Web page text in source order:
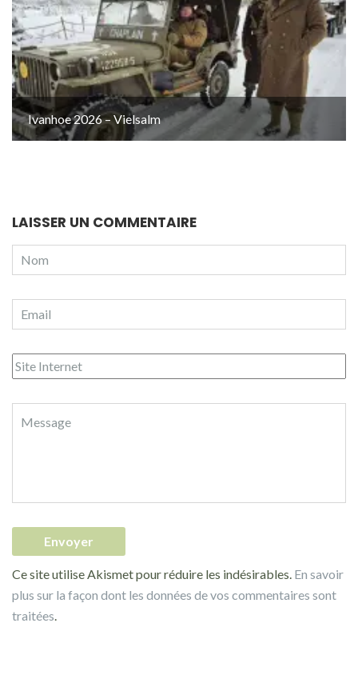
Ivanhoe 2026 – Vielsalm
LAISSER UN COMMENTAIRE
Ce site utilise Akismet pour réduire les indésirables. En savoir
plus sur la façon dont les données de vos commentaires sont
traitées